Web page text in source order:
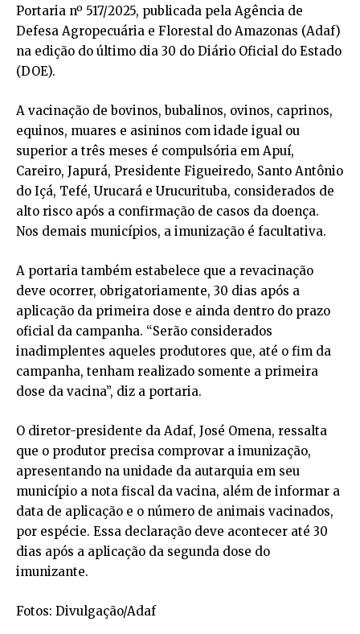
Portaria nº 517/2025, publicada pela Agência de
Defesa Agropecuária e Florestal do Amazonas (Adaf)
na edição do último dia 30 do Diário Oficial do Estado
(DOE).
A vacinação de bovinos, bubalinos, ovinos, caprinos,
equinos, muares e asininos com idade igual ou
superior a três meses é compulsória em Apuí,
Careiro, Japurá, Presidente Figueiredo, Santo Antônio
do Içá, Tefé, Urucará e Urucurituba, considerados de
alto risco após a confirmação de casos da doença.
Nos demais municípios, a imunização é facultativa.
A portaria também estabelece que a revacinação
deve ocorrer, obrigatoriamente, 30 dias após a
aplicação da primeira dose e ainda dentro do prazo
oficial da campanha. “Serão considerados
inadimplentes aqueles produtores que, até o fim da
campanha, tenham realizado somente a primeira
dose da vacina”, diz a portaria.
O diretor-presidente da Adaf, José Omena, ressalta
que o produtor precisa comprovar a imunização,
apresentando na unidade da autarquia em seu
município a nota fiscal da vacina, além de informar a
data de aplicação e o número de animais vacinados,
por espécie. Essa declaração deve acontecer até 30
dias após a aplicação da segunda dose do
imunizante.
Fotos: Divulgação/Adaf